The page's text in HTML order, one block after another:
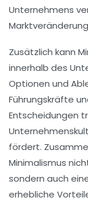
Unternehmens
Zusätzlich kann
innerhalb des
Optionen und
Führungskräfte
Entscheidungen
fördert.
Minimalismus
sondern auch
erhebliche